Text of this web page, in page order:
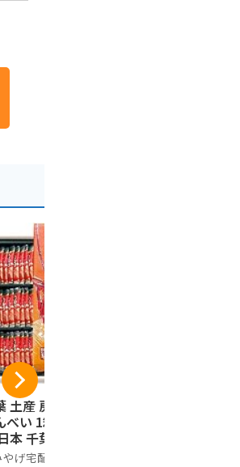
土産 房総えび
べい 1箱 (国内旅
本 千葉 お土
げ宅配便